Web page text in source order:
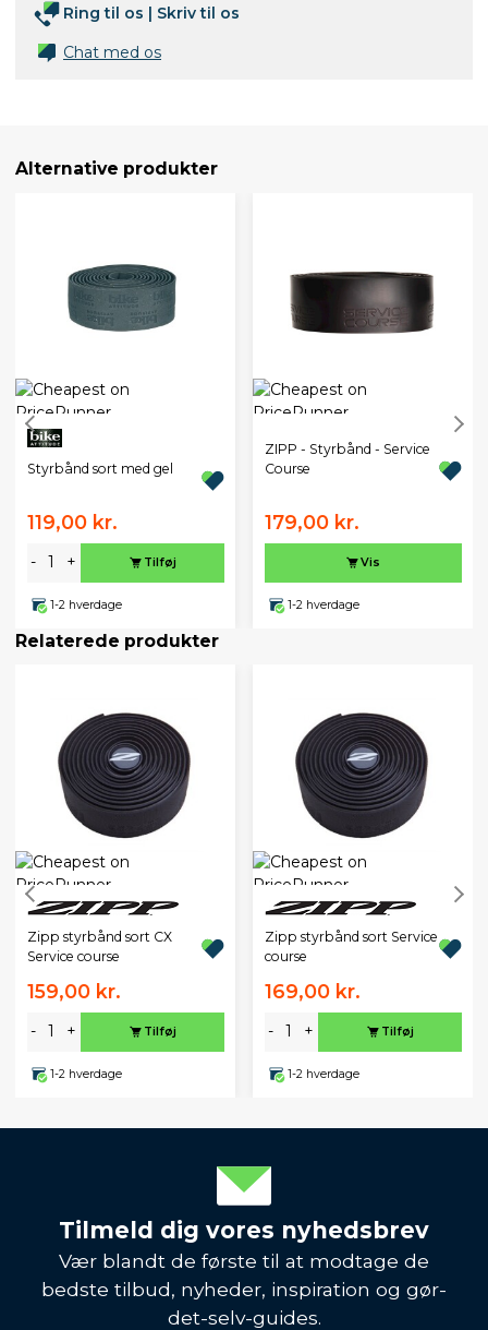
Ring til os | Skriv til os
Chat med os
Alternative produkter
Styrbånd sort med gel
119,00 kr.
- + Tilføj
1-2 hverdage
ZIPP - Styrbånd - Service
Course
179,00 kr.
Vis
1-2 hverdage
Relaterede produkter
Zipp styrbånd sort CX
Service course
159,00 kr.
- + Tilføj
1-2 hverdage
Zipp styrbånd sort Service
course
169,00 kr.
- + Tilføj
1-2 hverdage
Tilmeld dig vores nyhedsbrev
Vær blandt de første til at modtage de
bedste tilbud, nyheder, inspiration og gør-
det-selv-guides.